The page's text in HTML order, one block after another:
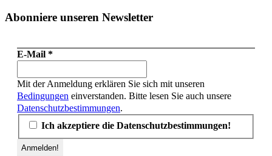
Abonniere unseren Newsletter
E-Mail *
Mit der Anmeldung erklären Sie sich mit unseren
Bedingungen einverstanden. Bitte lesen Sie auch unsere
Datenschutzbestimmungen.
Ich akzeptiere die Datenschutzbestimmungen!